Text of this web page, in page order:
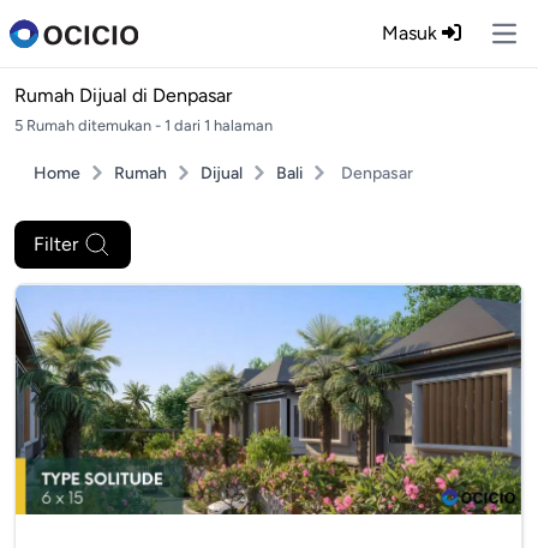
Masuk
Rumah Dijual di Denpasar
5 Rumah ditemukan - 1 dari 1 halaman
Home Rumah Dijual Bali Denpasar
Filter